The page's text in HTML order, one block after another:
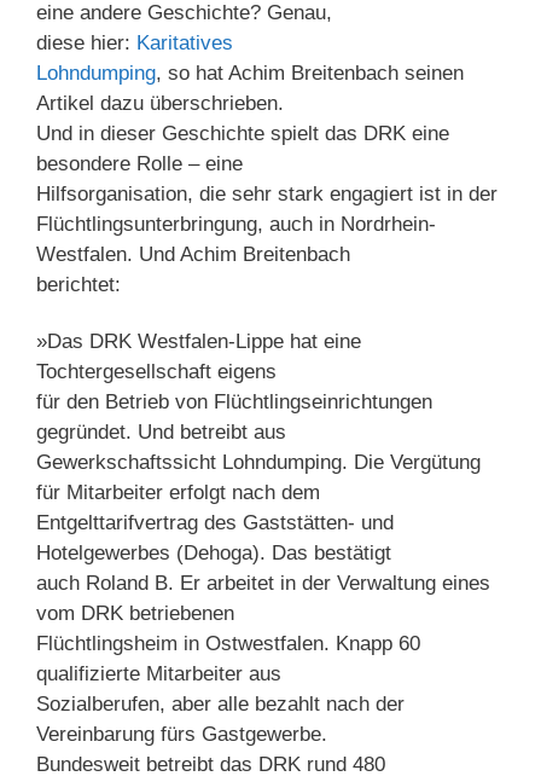
eine andere Geschichte? Genau,
diese hier: Karitatives
Lohndumping, so hat Achim Breitenbach seinen
Artikel dazu überschrieben.
Und in dieser Geschichte spielt das DRK eine
besondere Rolle – eine
Hilfsorganisation, die sehr stark engagiert ist in der
Flüchtlingsunterbringung, auch in Nordrhein-
Westfalen. Und Achim Breitenbach
berichtet:
»Das DRK Westfalen-Lippe hat eine
Tochtergesellschaft eigens
für den Betrieb von Flüchtlingseinrichtungen
gegründet. Und betreibt aus
Gewerkschaftssicht Lohndumping. Die Vergütung
für Mitarbeiter erfolgt nach dem
Entgelttarifvertrag des Gaststätten- und
Hotelgewerbes (Dehoga). Das bestätigt
auch Roland B. Er arbeitet in der Verwaltung eines
vom DRK betriebenen
Flüchtlingsheim in Ostwestfalen. Knapp 60
qualifizierte Mitarbeiter aus
Sozialberufen, aber alle bezahlt nach der
Vereinbarung fürs Gastgewerbe.
Bundesweit betreibt das DRK rund 480